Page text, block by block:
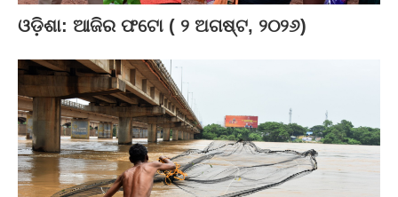
ଓଡ଼ିଶା: ଆଜିର ଫଟୋ ( ୨ ଅଗଷ୍ଟ, ୨୦୨୬)